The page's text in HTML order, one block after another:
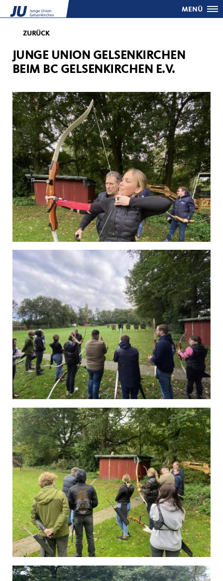
MENÜ
ZURÜCK
JUNGE UNION GELSENKIRCHEN
BEIM BC GELSENKIRCHEN E.V.